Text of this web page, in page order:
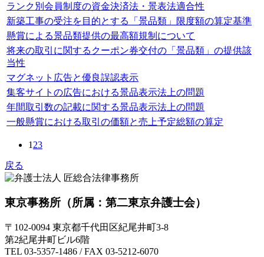
ランク別会員制度の資金決済法・景表法適合性
新築工事の受注を目的とする「景品類」限度額の算定基準
懸賞による景品類提供の最高額規制について
将来の取引に関するクーポン券交付の「景品類」の提供該
当性
マグネット広告と優良誤認表示
集客サイトの広告における景品表示法上の問題
年間取引数の記載に関する景品表示法上の問題
一般懸賞における取引の価額と売上予定総額の算定
1 23
戻る
東京事務所 （所属：第二東京弁護士会）
〒102-0094 東京都千代田区紀尾井町3-8
第2紀尾井町ビル6階
TEL 03-5357-1486 / FAX 03-5212-6070